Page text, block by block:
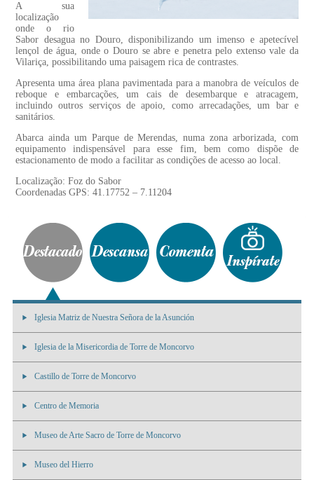
A sua
localização
onde o rio
Sabor desagua no Douro, disponibilizando um imenso e apetecível
lençol de água, onde o Douro se abre e penetra pelo extenso vale da
Vilariça, possibilitando uma paisagem rica de contrastes.
Apresenta uma área plana pavimentada para a manobra de veículos de
reboque e embarcações, um cais de desembarque e atracagem,
incluindo outros serviços de apoio, como arrecadações, um bar e
sanitários.
Abarca ainda um Parque de Merendas, numa zona arborizada, com
equipamento indispensável para esse fim, bem como dispõe de
estacionamento de modo a facilitar as condições de acesso ao local.
Localização: Foz do Sabor
Coordenadas GPS: 41.17752 – 7.11204
Iglesia Matriz de Nuestra Señora de la Asunción
Iglesia de la Misericordia de Torre de Moncorvo
Castillo de Torre de Moncorvo
Centro de Memoria
Museo de Arte Sacro de Torre de Moncorvo
Museo del Hierro